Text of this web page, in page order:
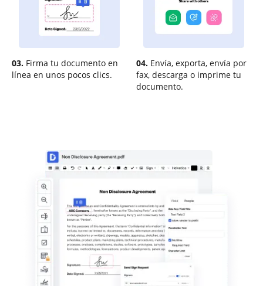
03. Firma tu documento en
línea en unos pocos clics.
04. Envía, exporta, envía por
fax, descarga o imprime tu
documento.